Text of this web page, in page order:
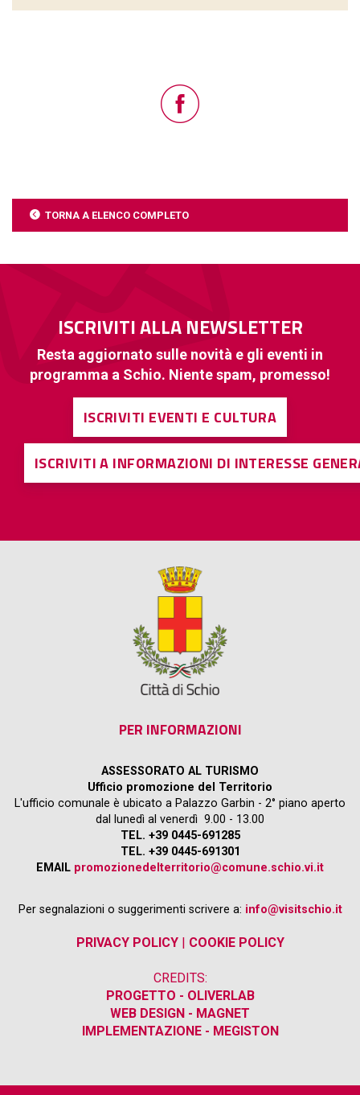
TORNA A ELENCO COMPLETO
ISCRIVITI ALLA NEWSLETTER
Resta aggiornato sulle novità e gli eventi in
programma a Schio. Niente spam, promesso!
ISCRIVITI EVENTI E CULTURA
ISCRIVITI A INFORMAZIONI DI INTERESSE
PER INFORMAZIONI
ASSESSORATO AL TURISMO
Ufficio promozione del Territorio
L'ufficio comunale è ubicato a Palazzo Garbin - 2° piano aperto
dal lunedì al venerdì 9.00 - 13.00
TEL. +39 0445-691285
TEL. +39 0445-691301
EMAIL promozionedelterritorio@comune.schio.vi.it
Per segnalazioni o suggerimenti scrivere a: info@visitschio.it
PRIVACY POLICY| COOKIE POLICY
CREDITS:
PROGETTO - OLIVERLAB
WEB DESIGN - MAGNET
IMPLEMENTAZIONE - MEGISTON